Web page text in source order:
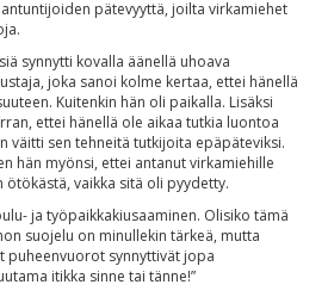
pätevyyttä, joilta virkamiehet
synnytti kovalla äänellä uhoava
joka sanoi kolme kertaa, ettei hänellä
Kuitenkin hän oli paikalla. Lisäksi
ettei hänellä ole aikaa tutkia luontoa
väitti sen tehneitä tutkijoita epäpäteviksi.
hän myönsi, ettei antanut virkamiehille
vaikka sitä oli pyydetty.
ja työpaikkakiusaaminen. Olisiko tämä
suojelu on minullekin tärkeä, mutta
puheenvuorot synnyttivät jopa
itikka sinne tai tänne!”